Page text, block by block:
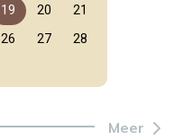
19 20
21
26 27
28
Meer